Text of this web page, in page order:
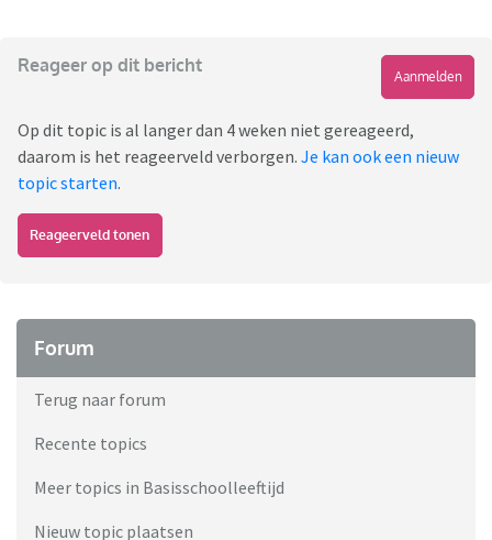
Reageer op dit bericht
Aanmelden
Op dit topic is al langer dan 4 weken niet gereageerd,
daarom is het reageerveld verborgen. Je kan ook een nieuw
topic starten.
Reageerveld tonen
Forum
Terug naar forum
Recente topics
Meer topics in Basisschoolleeftijd
Nieuw topic plaatsen